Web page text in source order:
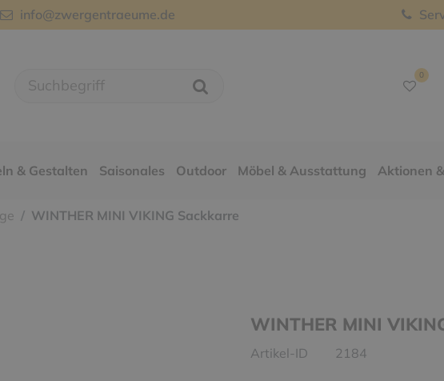
info@zwergentraeume.de
0
& Gestalten Saisonales Outdoor Möbel & Ausstattung Aktionen
WINTHER MINI VIKING Sackkarre
WINTHER MINI
Artikel-ID 2184